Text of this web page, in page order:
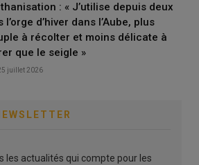
s’élève à2 500€par exploitation
€/exploitation
: « J’utilise depuis deux
l’orge d’hiver dans l’Aube, plus
à récolter et moins délicate à
que le seigle »
juillet 2026
les actualités qui compte pour les